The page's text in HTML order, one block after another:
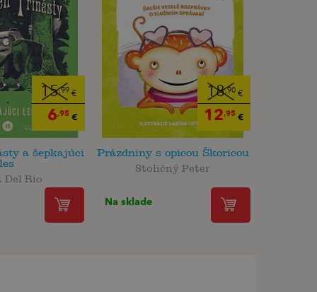
15,99 €
6,95 €
a šepkajúci
les
Del Rio
18,90€
12,95€
Prázdniny s opicou Škoricou
Stoličný Peter
Na sklade